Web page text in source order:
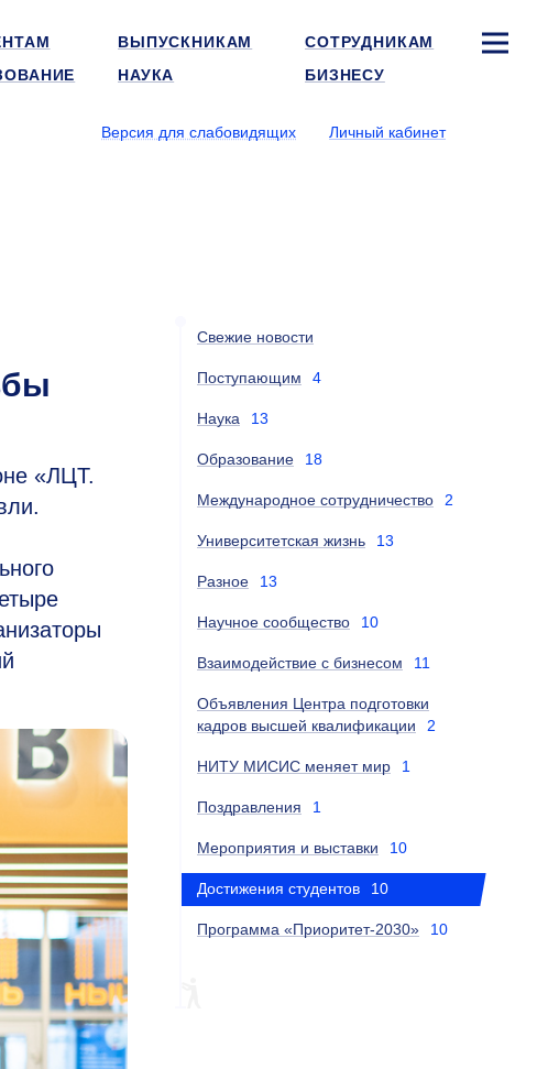
ВЫПУСКНИКАМ
СОТРУДНИКАМ
НАУКА БИЗНЕСУ
Версия для слабовидящих
Личный кабинет
«ЛЦТ.
Свежие новости
Поступающим 4
Наука 13
Образование 18
Международное сотрудничество 2
Университетская жизнь 13
Разное 13
Научное сообщество 10
Взаимодействие с бизнесом 11
Объявления Центра подготовки
кадров высшей квалификации
2
НИТУ МИСИС меняет мир 1
Поздравления 1
Мероприятия и выставки 10
Достижения студентов 10
Программа «Приоритет-2030» 10